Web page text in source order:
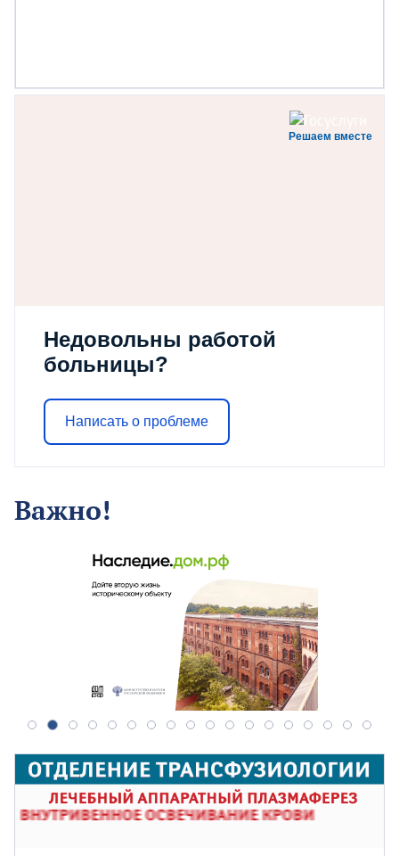
Решаем вместе
Недовольны работой
больницы?
Написать о проблеме
Важно!